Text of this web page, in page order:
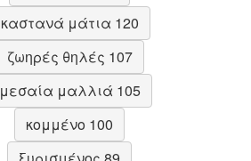
καστανά μάτια 120
ζωηρές θηλές 107
μεσαία μαλλιά 105
κομμένο 100